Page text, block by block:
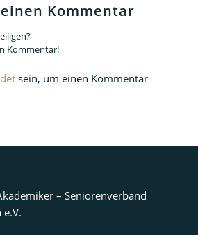
Kommentar
Kommentar!
sein, um einen Kommentar
– Seniorenverband